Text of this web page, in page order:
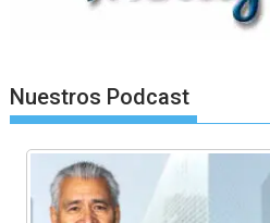
Nuestros Podcast